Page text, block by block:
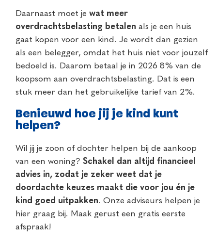
Daarnaast moet je wat meer
overdrachtsbelasting betalen als je een huis
gaat kopen voor een kind. Je wordt dan gezien
als een belegger, omdat het huis niet voor jouzelf
bedoeld is. Daarom betaal je in 2026 8% van de
koopsom aan overdrachtsbelasting. Dat is een
stuk meer dan het gebruikelijke tarief van 2%.
Benieuwd hoe jij je kind kunt
helpen?
Wil jij je zoon of dochter helpen bij de aankoop
van een woning? Schakel dan altijd financieel
advies in, zodat je zeker weet dat je
doordachte keuzes maakt die voor jou én je
kind goed uitpakken. Onze adviseurs helpen je
hier graag bij. Maak gerust een gratis eerste
afspraak!